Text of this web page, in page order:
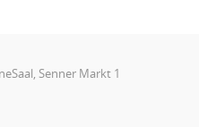
Senner Markt 1